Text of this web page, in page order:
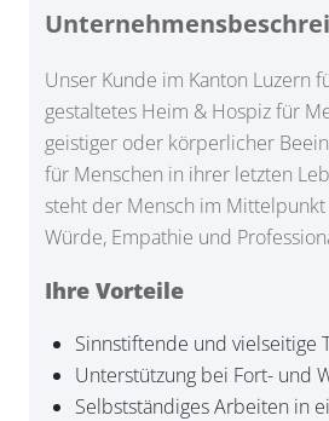
Unser Kunde im Kanton Luzern
gestaltetes Heim & Hospiz für
geistiger oder körperlicher
für Menschen in ihrer letzten
steht der Mensch im
Würde, Empathie und
Ihre Vorteile
Sinnstiftende und vielseitige
Unterstützung bei Fort- und
Selbstständiges Arbeiten in